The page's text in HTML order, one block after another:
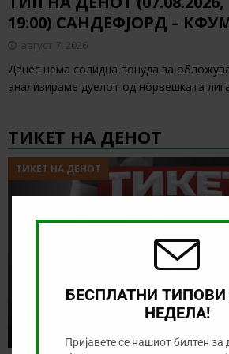
19:00) САНДЕФЈОРД –
август 7, 2026
Денес нема солидна понуда за
анализираме дуелот од норвешката
ТИКЕТ НА ДЕНОТ
ТИКЕТ НА ДЕНОТ
БЕСПЛАТНИ ТИПОВИ
НЕДЕЛА!
Пријавете се нашиот билтен за